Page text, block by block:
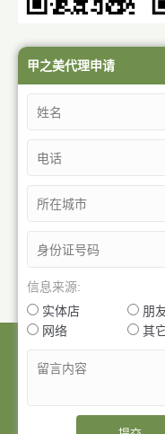
岳阳市甲之美生物
地址：岳阳市岳阳楼区青
咨询热线：0730-8210388
客服 QQ：68581133
官 网：
找到我们在：
Copyright © 2022 岳阳市甲
甲之美代理申请
信息来源:
实体店
朋
网络
其